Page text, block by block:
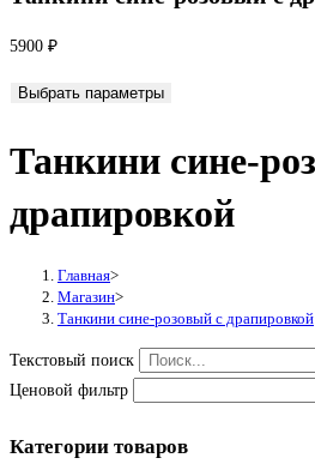
5900 ₽
Выбрать параметры
Танкини сине-
драпировкой
Главная>
Магазин>
Танкини сине-розовый с драпировкой
Текстовый поиск
Ценовой фильтр
Категории товаров